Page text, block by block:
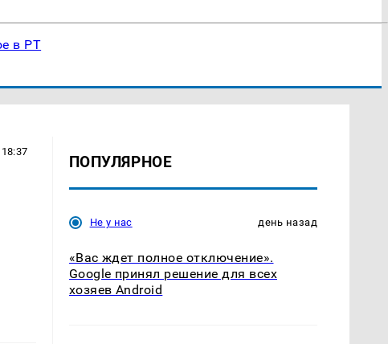
в РТ
ПОПУЛЯРНОЕ
Не у нас день назад
«Вас ждет полное отключение».
Google принял решение для всех
хозяев Android